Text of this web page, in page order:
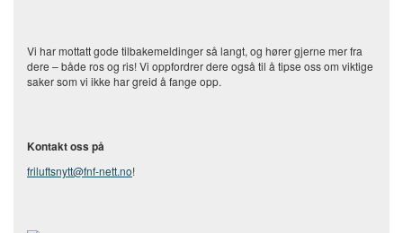
Vi har mottatt gode tilbakemeldinger så langt, og hører gjerne mer fra
dere – både ros og ris! Vi oppfordrer dere også til å tipse oss om viktige
saker som vi ikke har greid å fange opp.
Kontakt oss på
friluftsnytt@fnf-nett.no!